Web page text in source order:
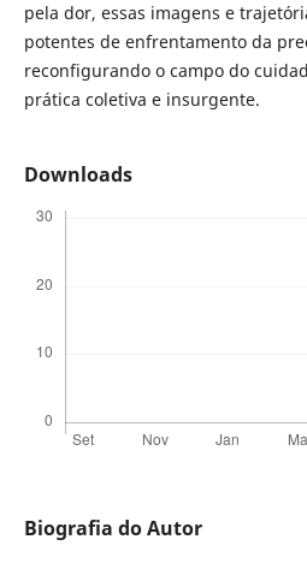
pela dor, essas imagens e
potentes de enfrentamento da
reconfigurando o campo do
prática coletiva e insurgente.
Downloads
Biografia do Autor